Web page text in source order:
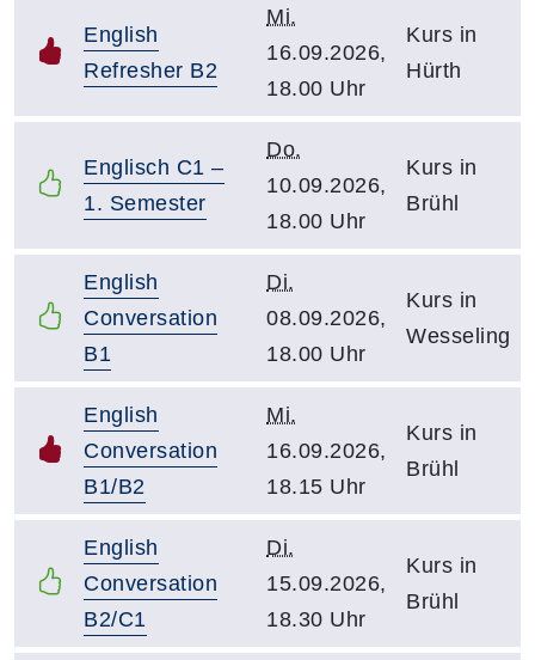
English
Refresher B2
Mi.
16.09.2026,
18.00 Uhr
Kurs in
Hürth
Englisch C1 –
1. Semester
Do.
10.09.2026,
18.00 Uhr
Kurs in
Brühl
English
Conversation
B1
Di.
08.09.2026,
18.00 Uhr
Kurs in
Wesseling
English
Conversation
B1/B2
Mi.
16.09.2026,
18.15 Uhr
Kurs in
Brühl
English
Conversation
B2/C1
Di.
15.09.2026,
18.30 Uhr
Kurs in
Brühl